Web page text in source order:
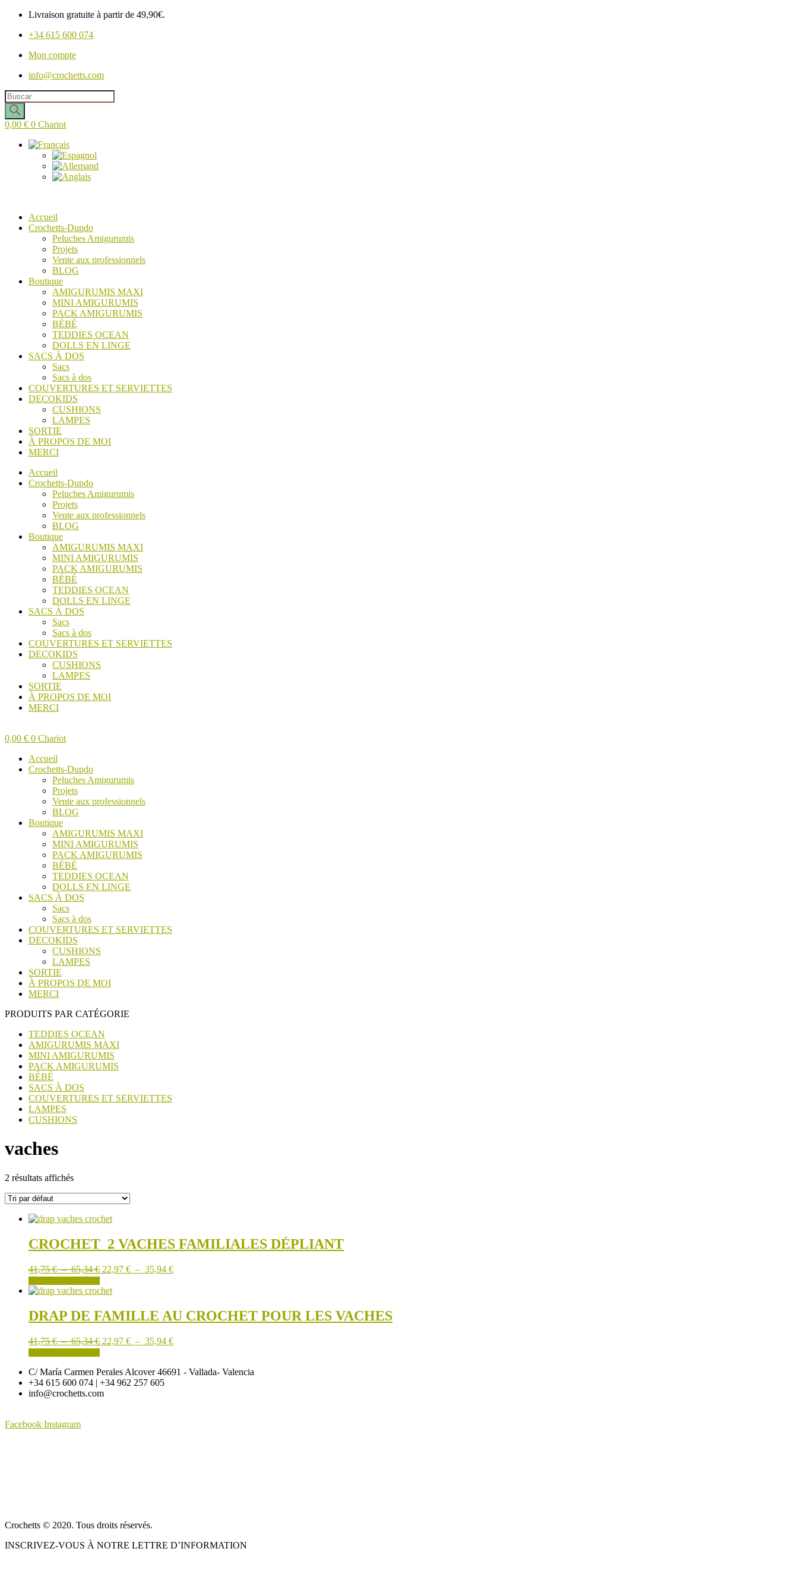
Livraison gratuite à partir de 49,90€.
+34 615 600 074
Mon compte
info@crochetts.com
Recherche
de
produits
0,00 € 0 Chariot
Accueil
Crochetts-Dupdo
Peluches Amigurumis
Projets
Vente aux professionnels
BLOG
Boutique
AMIGURUMIS MAXI
MINI AMIGURUMIS
PACK AMIGURUMIS
BÉBÉ
TEDDIES OCEAN
DOLLS EN LINGE
SACS À DOS
Sacs
Sacs à dos
COUVERTURES ET SERVIETTES
DECOKIDS
CUSHIONS
LAMPES
SORTIE
À PROPOS DE MOI
MERCI
Accueil
Crochetts-Dupdo
Peluches Amigurumis
Projets
Vente aux professionnels
BLOG
Boutique
AMIGURUMIS MAXI
MINI AMIGURUMIS
PACK AMIGURUMIS
BÉBÉ
TEDDIES OCEAN
DOLLS EN LINGE
SACS À DOS
Sacs
Sacs à dos
COUVERTURES ET SERVIETTES
DECOKIDS
CUSHIONS
LAMPES
SORTIE
À PROPOS DE MOI
MERCI
0,00 € 0 Chariot
Accueil
Crochetts-Dupdo
Peluches Amigurumis
Projets
Vente aux professionnels
BLOG
Boutique
AMIGURUMIS MAXI
MINI AMIGURUMIS
PACK AMIGURUMIS
BÉBÉ
TEDDIES OCEAN
DOLLS EN LINGE
SACS À DOS
Sacs
Sacs à dos
COUVERTURES ET SERVIETTES
DECOKIDS
CUSHIONS
LAMPES
SORTIE
À PROPOS DE MOI
MERCI
PRODUITS PAR CATÉGORIE
TEDDIES OCEAN
AMIGURUMIS MAXI
MINI AMIGURUMIS
PACK AMIGURUMIS
BÉBÉ
SACS À DOS
COUVERTURES ET SERVIETTES
LAMPES
CUSHIONS
vaches
2 résultats affichés
CROCHET_2 VACHES FAMILIALES DÉPLIANT
41,75€ – 65,34€Plage
de
prix :
à
65,34 €
22,97 € – 35,94 €Plage
à
35,94 €
Ce
produit
plusieurs
variations.
options
choisies
sur
la
DRAP DE FAMILLE AU CROCHET POUR LES VACHES
41,75€ – 65,34€Plage
de
41,75 €
à
65,34 €
22,97 € – 35,94 €Plage
22,97 €
Ce
a
plusieurs
variations.
C/ María Carmen Perales Alcover 46691 - Vallada- Valencia
+34 615 600 074 | +34 962 257 605
info@crochetts.com
Facebook Instagram
Crochetts © 2020. Tous droits réservés.
INSCRIVEZ-VOUS À NOTRE LETTRE D’INFORMATION